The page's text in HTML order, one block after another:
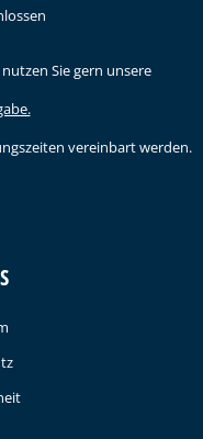
Sie gern unsere
vereinbart werden.